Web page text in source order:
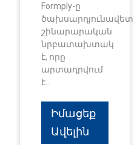
Formply-ը
ծախսարդյունավետ
շինարարական
նրբատախտակ
է, որը
արտադրվում
է...
Իմացեք
Ավելին